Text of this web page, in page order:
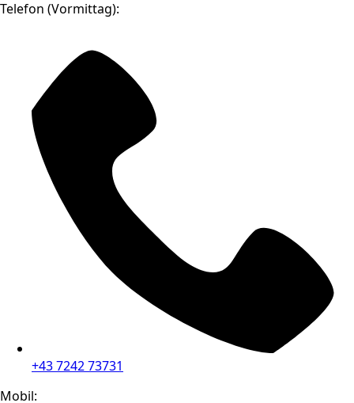
Telefon (Vormittag):
+43 7242 73731
Mobil: